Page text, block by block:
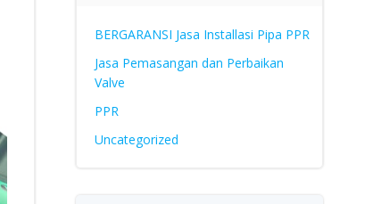
BERGARANSI Jasa Installasi Pipa PPR
Jasa Pemasangan dan Perbaikan
Valve
PPR
Uncategorized